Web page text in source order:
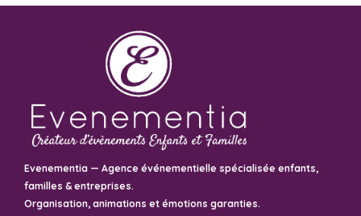
Evenementia — Agence événementielle spécialisée enfants,
familles & entreprises.
Organisation, animations et émotions garanties.